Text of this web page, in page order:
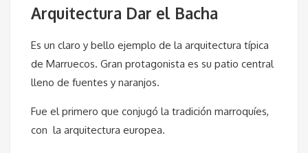
Arquitectura Dar el Bacha
Es un claro y bello ejemplo de la arquitectura típica
de Marruecos. Gran protagonista es su patio central
lleno de fuentes y naranjos.
Fue el primero que conjugó la tradición marroquíes,
con la arquitectura europea.